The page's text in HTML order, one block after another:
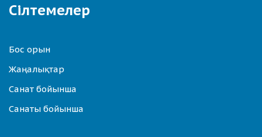
Сілтемелер
Бос орын
Жаңалықтар
Санат бойынша
Санаты бойынша